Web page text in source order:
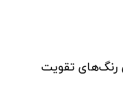
رنگ‌های تقویت